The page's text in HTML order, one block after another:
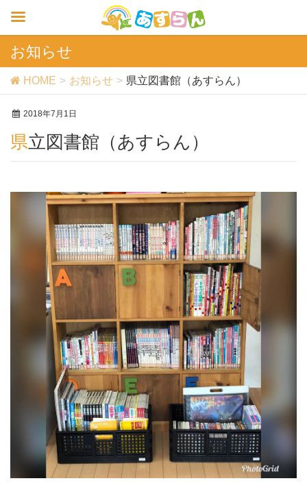
お知らせ
HOME お知らせ 県立図書館（あすらん）
2018年7月1日
県立図書館（あすらん）